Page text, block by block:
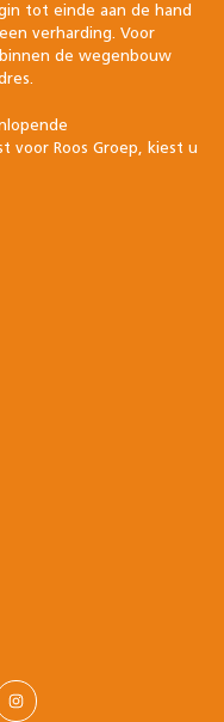
tot einde aan de hand
verharding. Voor
de wegenbouw
voor Roos Groep, kiest u